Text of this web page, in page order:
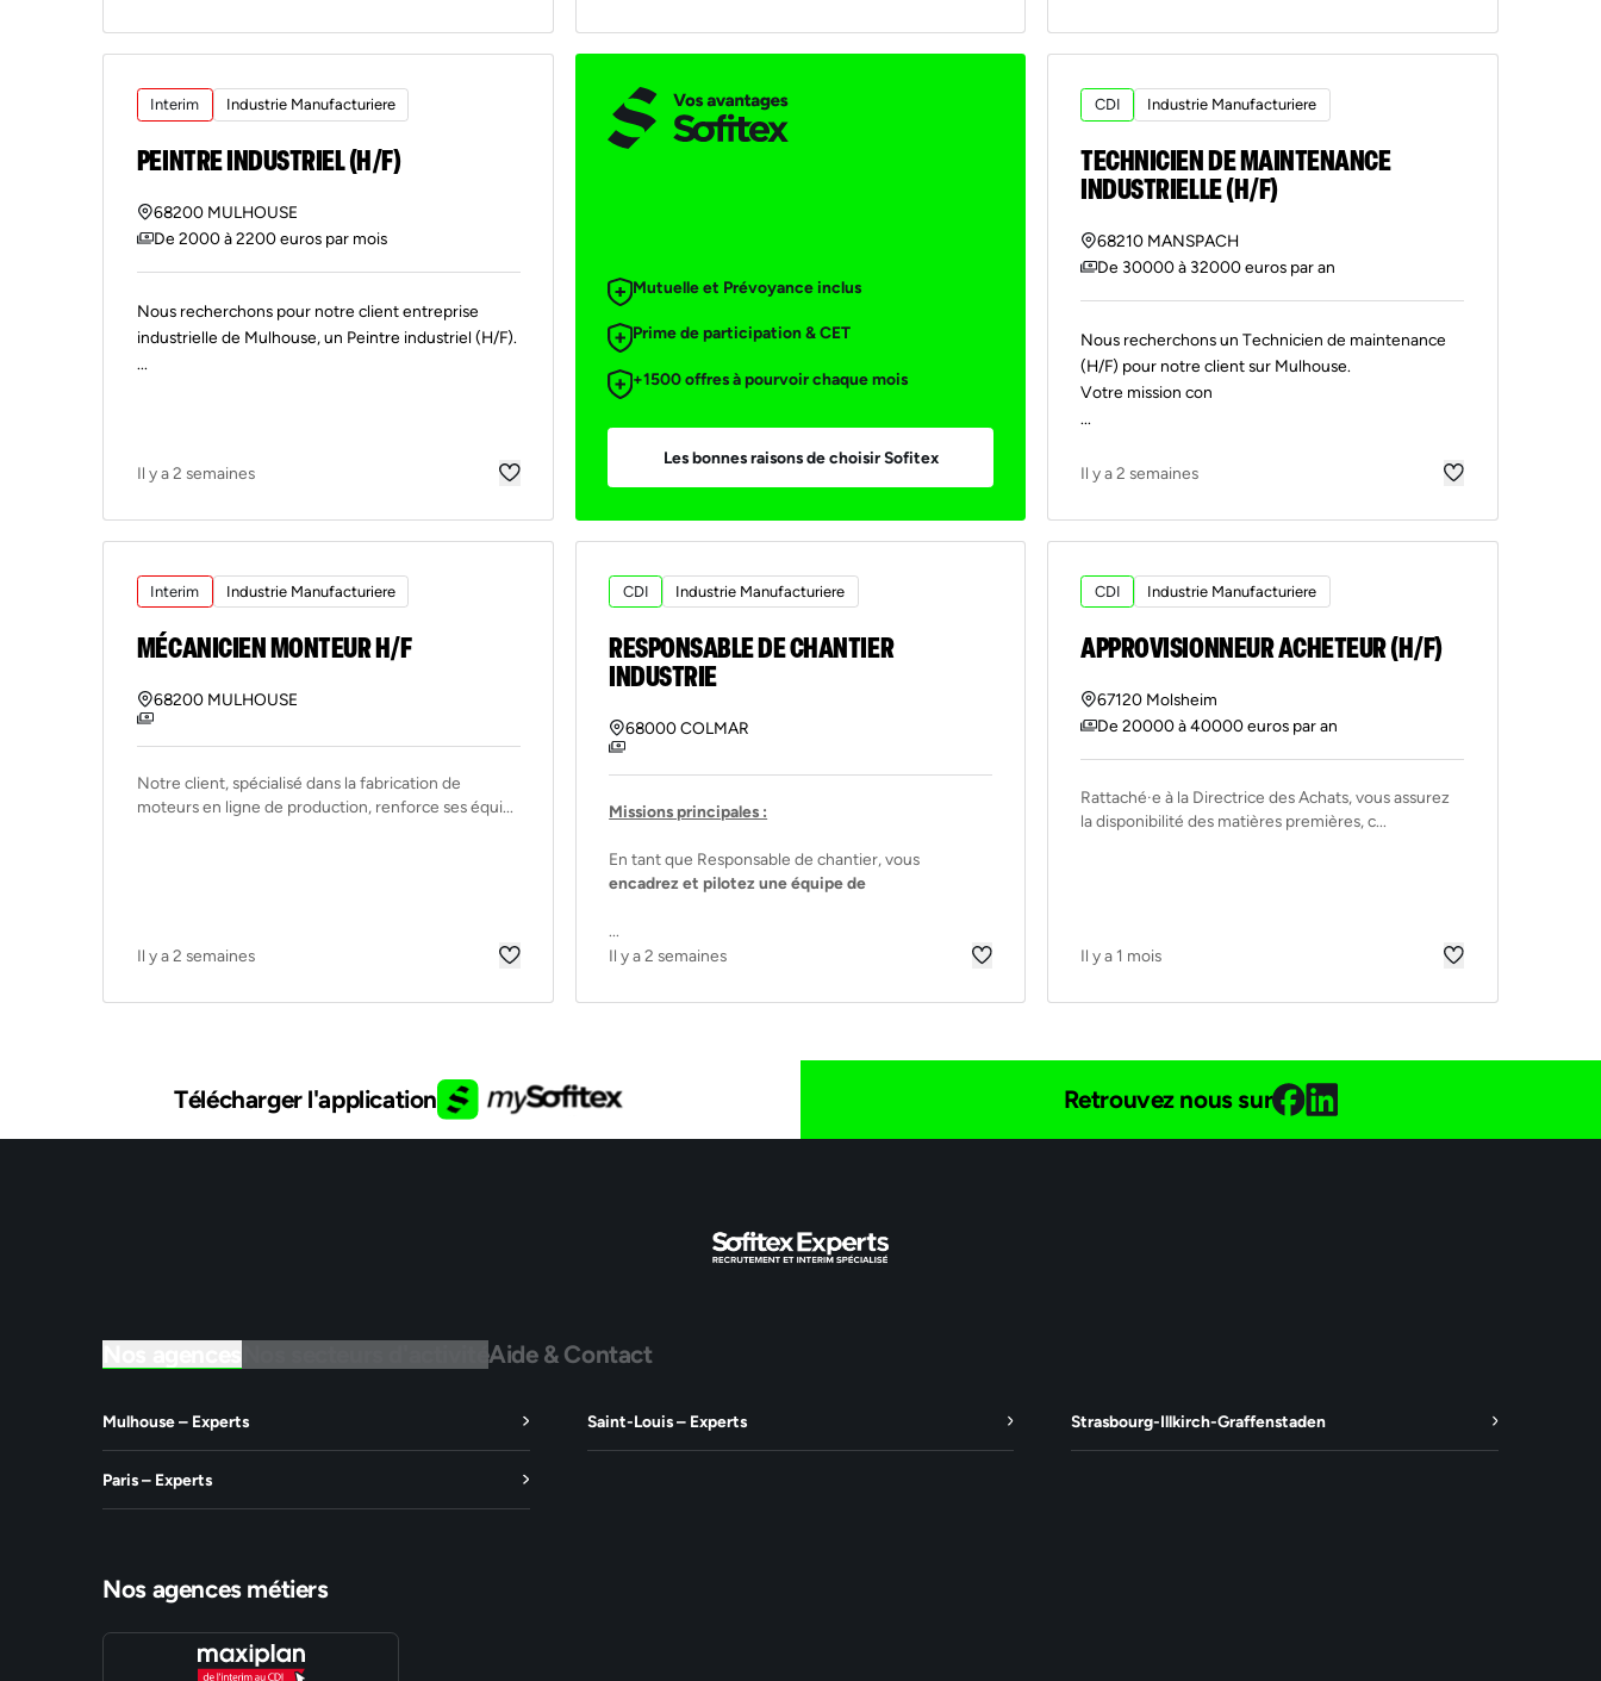
Interim Industrie Manufacturiere
PEINTRE INDUSTRIEL (H/F)
68200 MULHOUSE
De 2000 à 2200 euros par mois
Nous recherchons pour notre client entreprise
industrielle de Mulhouse, un Peintre industriel (H/F).
...
Il y a 2 semaines
Mutuelle et Prévoyance inclus
Prime de participation & CET
+1500 offres à pourvoir chaque mois
Les bonnes raisons de choisir Sofitex
CDI Industrie Manufacturiere
TECHNICIEN DE MAINTENANCE
INDUSTRIELLE (H/F)
68210 MANSPACH
De 30000 à 32000 euros par an
Nous recherchons un Technicien de maintenance
(H/F) pour notre client sur Mulhouse.
Votre mission con
...
Il y a 2 semaines
Interim Industrie Manufacturiere
MÉCANICIEN MONTEUR H/F
68200 MULHOUSE
Notre client, spécialisé dans la fabrication de
moteurs en ligne de production, renforce ses équi...
Il y a 2 semaines
CDI Industrie Manufacturiere
RESPONSABLE DE CHANTIER
INDUSTRIE
68000 COLMAR
Missions principales :
En tant que Responsable de chantier, vous
encadrez et pilotez une équipe de
...
Il y a 2 semaines
CDI Industrie Manufacturiere
APPROVISIONNEUR ACHETEUR (H/F)
67120 Molsheim
De 20000 à 40000 euros par an
Rattaché·e à la Directrice des Achats, vous assurez
la disponibilité des matières premières, c...
Il y a 1 mois
Télécharger l'application Retrouvez nous sur
Nos secteurs d'activitéAide & Contact
Mulhouse – Experts Saint-Louis – Experts Strasbourg-Illkirch-Graffenstaden
Paris – Experts
Nos agences métiers